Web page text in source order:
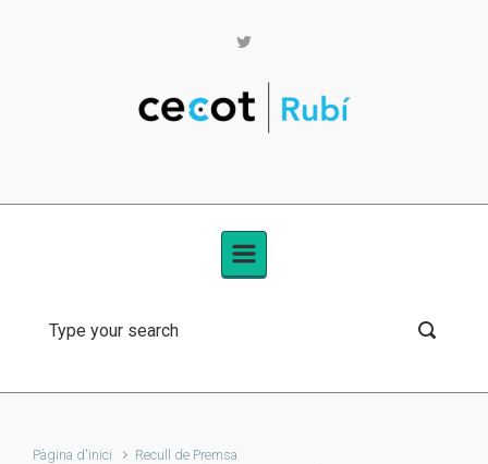
Pàgina d'inici
Recull de Premsa